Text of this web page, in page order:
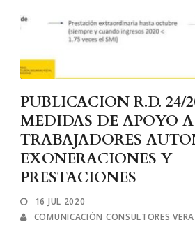
PUBLICACION R.D. 24/
MEDIDAS DE APOYO
TRABAJADORES
EXONERACIONES Y
PRESTACIONES
16 JUL 2020
COMUNICACIÓN CONSULTORES